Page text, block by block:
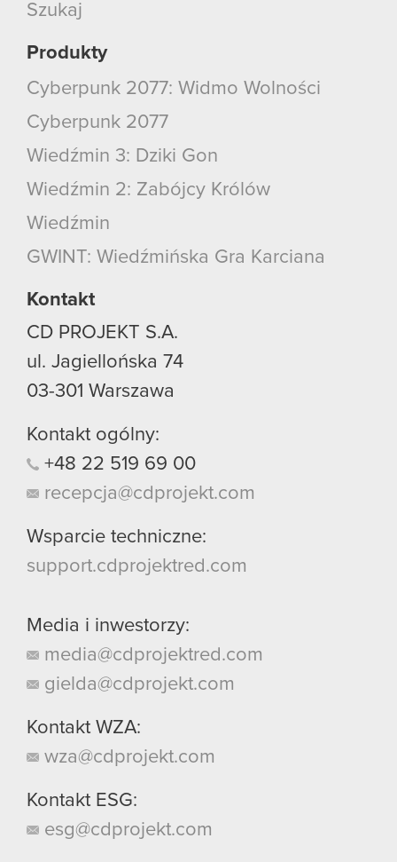
Szukaj
Produkty
Cyberpunk 2077: Widmo Wolności
Cyberpunk 2077
Wiedźmin 3: Dziki Gon
Wiedźmin 2: Zabójcy Królów
Wiedźmin
GWINT: Wiedźmińska Gra Karciana
Kontakt
CD PROJEKT S.A.
ul. Jagiellońska 74
03-301 Warszawa
Kontakt ogólny:
+48 22 519 69 00
recepcja@cdprojekt.com
Wsparcie techniczne:
support.cdprojektred.com
Media i inwestorzy:
media@cdprojektred.com
gielda@cdprojekt.com
Kontakt WZA:
wza@cdprojekt.com
Kontakt ESG:
esg@cdprojekt.com